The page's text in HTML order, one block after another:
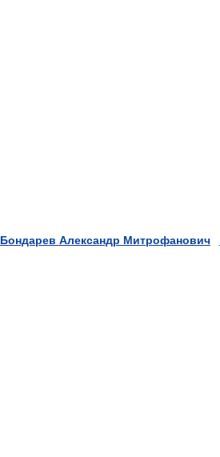
Бондарев Александр Митрофанович